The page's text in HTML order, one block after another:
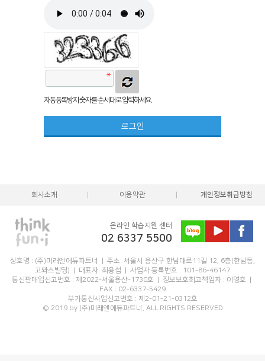
자동등록방지 숫자를 순서대로 입력하세요.
회사소개 이용약관 개인정보취급방침
온라인 학습지원 센터
02 6337 5500
상호명 : (주)미래엔에듀파트너 | 주소: 서울시 용산구 한남대로11길 12, 6층(한남동,
고뫄스빌딩) | 대표자: 최용섭 | 사업자 등록번호 : 101-86-46147
통신판매업신고번호 : 제2022-서울용산-1730호 | 정보보호최고책임자 : 이영호 |
FAX : 02-6337-5429
부가통신사업신고번호 : 제2-01-21-0312호
© 2019 by (주)미래엔에듀파트너. ALL RIGHTS RESERVED